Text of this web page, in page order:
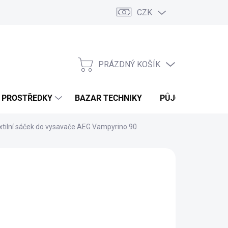
CZK
NÁKUPNÍ
PRÁZDNÝ KOŠÍK
BAZAR TECHNIKY PŮJČOVNA
sáček do vysavače AEG Vampyrino 90